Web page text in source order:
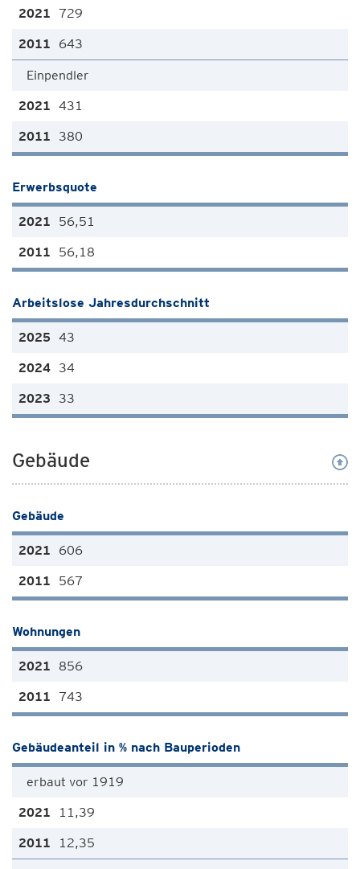
729
643
Einpendler
431
380
Erwerbsquote
56,51
56,18
Arbeitslose Jahresdurchschnitt
43
34
33
Gebäude
Gebäude
606
567
Wohnungen
856
743
Gebäudeanteil in % nach Bauperioden
erbaut vor 1919
11,39
12,35